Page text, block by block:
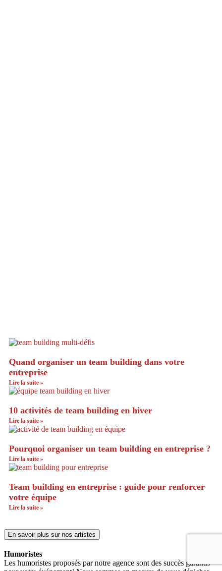
Quand organiser un team building dans votre
entreprise
Lire la suite »
10 activités de team building en hiver
Lire la suite »
Pourquoi organiser un team building en entreprise ?
Lire la suite »
Team building en entreprise : guide pour renforcer
votre équipe
Lire la suite »
En savoir plus sur nos artistes
Humoristes
Les humoristes proposés par notre agence sont des succès garantis